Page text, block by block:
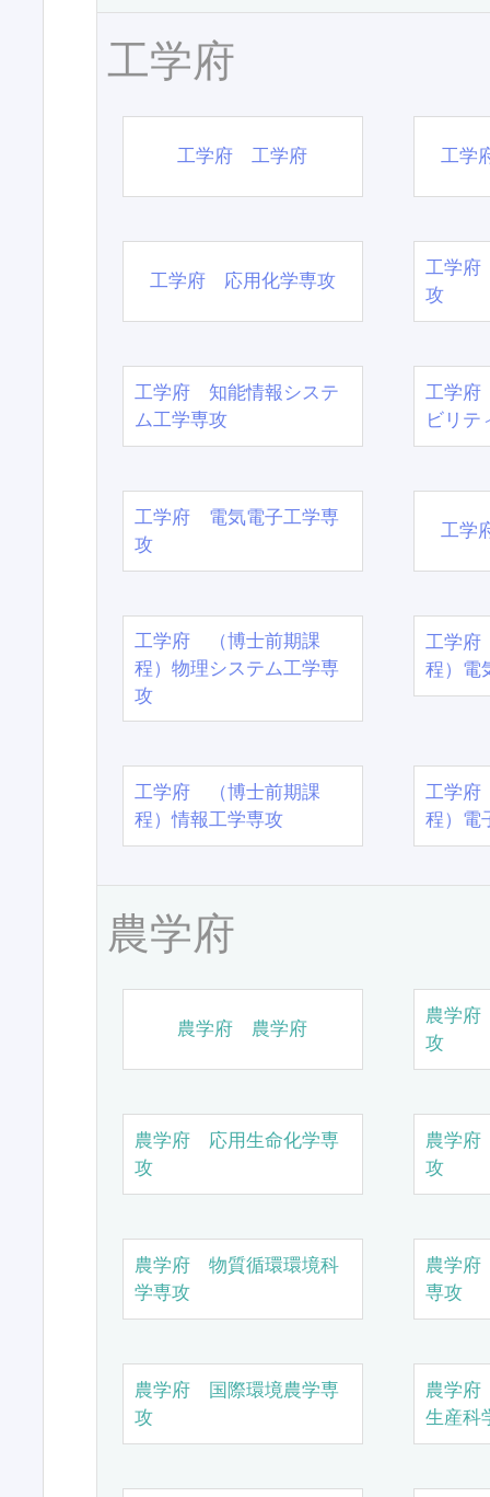
工学府
工学府 工学府 工学
工学府 応用化学専攻
工学府
攻
工学府 知能情報システ
ム工学専攻
工学府
ビリテ
工学府 電気電子工学専
攻
工学
工学府 （博士前期課
程）物理システム工学専
攻
工学
程）電
工学府 （博士前期課
程）情報工学専攻
工学
程）電
農学府
農学府 農学府
農学
攻
農学府 応用生命化学専
攻
農学
攻
農学府 物質循環環境科
学専攻
農学
専攻
農学府 国際環境農学専
攻
農学
生産科